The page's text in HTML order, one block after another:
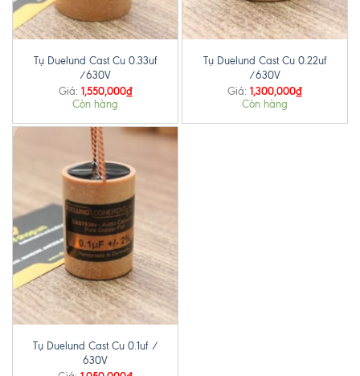
Tụ Duelund Cast Cu 0.33uf
/630V
Giá: 1,550,000₫
Còn hàng
Tụ Duelund Cast Cu 0.22uf
/630V
Giá: 1,300,000₫
Còn hàng
Tụ Duelund Cast Cu 0.1uf /
630V